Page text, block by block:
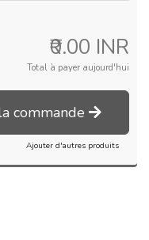
₹0.00 INR
Total à payer aujourd'hui
commande
Ajouter d'autres produits